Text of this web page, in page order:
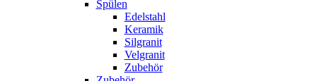
Spülen
Edelstahl
Keramik
Silgranit
Velgranit
Zubehör